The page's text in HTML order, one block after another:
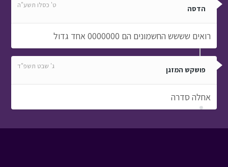
הדסה ט' כסלו תשע"ה
רואים שששש החשמונים הם 0000000 אחד גדול
פושקש המזגן ג' שבט תשפ"ד
אחלה סדרה